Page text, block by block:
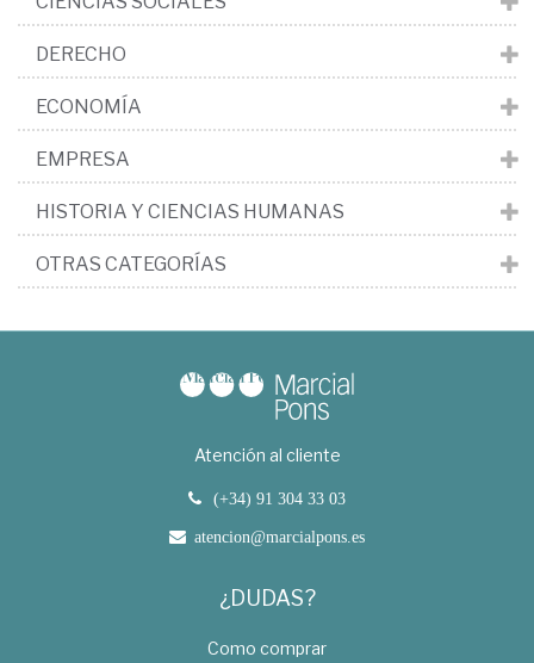
DERECHO
ECONOMÍA
EMPRESA
HISTORIA Y CIENCIAS HUMANAS
OTRAS CATEGORÍAS
Atención al cliente
(+34) 91 304 33 03
atencion@marcialpons.es
¿DUDAS?
Como comprar